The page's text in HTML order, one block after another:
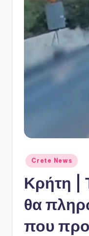
Αναρτήθηκε
σε
Crete News
Κρήτη |
θα
που